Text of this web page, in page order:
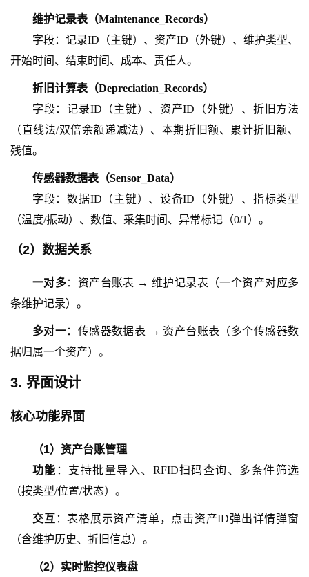
维护记录表（Maintenance_Records）
字段：记录ID（主键）、资产ID（外键）、维护类型、
开始时间、结束时间、成本、责任人。
折旧计算表（Depreciation_Records）
字段：记录ID（主键）、资产ID（外键）、折旧方法
（直线法/双倍余额递减法）、本期折旧额、累计折旧额、
残值。
传感器数据表（Sensor_Data）
字段：数据ID（主键）、设备ID（外键）、指标类型
（温度/振动）、数值、采集时间、异常标记（0/1）。
（2） 数据关系
一对多：资产台账表 → 维护记录表（一个资产对应多
条维护记录）。
多对一：传感器数据表 → 资产台账表（多个传感器数
据归属一个资产）。
3. 界面设计
核心功能界面
（1） 资产台账管理
功能 ：支持批量导入、 RFID扫码查询、多条件筛选
（按类型/位置/状态）。
交互 ：表格展示资产清单，点击资产ID弹出详情弹窗
（含维护历史、折旧信息）。
（2） 实时监控仪表盘